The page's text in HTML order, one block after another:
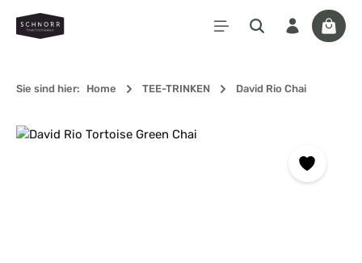
Zum Hauptinhalt springen
Sie sind hier: Home TEE-TRINKEN David Rio Chai
Bildergalerie überspringen